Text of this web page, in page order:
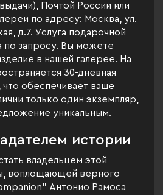
Почтой России или
по адресу: Москва, ул.
д.7. Услуга подарочной
по запросу. Вы можете
в нашей галерее. На
30-дневная
что обеспечивает ваше
только один экземпляр,
уникальным.
истории
владельцем этой
воплощающей верного
Антонио Рамоса